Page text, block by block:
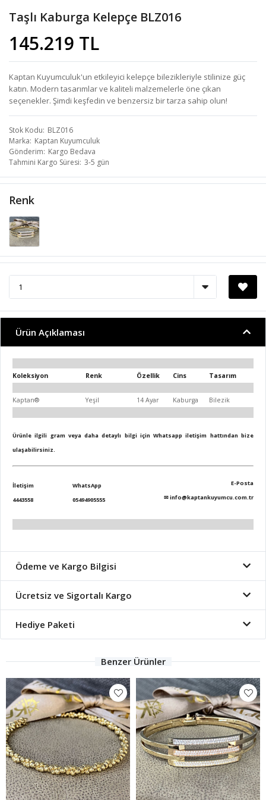
Taşlı Kaburga Kelepçe BLZ016
145.219 TL
Kaptan Kuyumculuk'un etkileyici kelepçe bilezikleriyle stilinize güç
katın. Modern tasarımlar ve kaliteli malzemelerle öne çıkan
seçenekler. Şimdi keşfedin ve benzersiz bir tarza sahip olun!
Stok Kodu BLZ016
Marka Kaptan Kuyumculuk
Gönderim Kargo Bedava
Tahmini Kargo Süresi 3-5 gün
Renk
Ürün Açıklaması
Koleksiyon Renk Özellik Cins Tasarım
Kaptan® Yeşil 14 Ayar Kaburga Bilezik
Ürünle ilgili gram veya daha detaylı bilgi için Whatsapp iletişim hattından bize
ulaşabilirsiniz.
İletişim
4443558
WhatsApp
05494905555
E-Posta
✉info@kaptankuyumcu.com.tr
Ödeme ve Kargo Bilgisi
Ücretsiz ve Sigortalı Kargo
Hediye Paketi
Benzer Ürünler